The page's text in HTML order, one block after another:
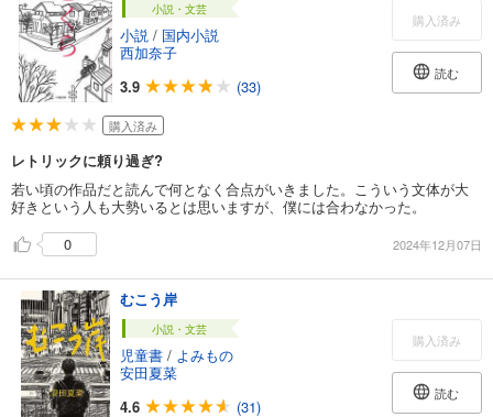
小説・文芸
小説 / 国内小説
西加奈子
3.9
(33)
購入済み
読む
購入済み
レトリックに頼り過ぎ?
若い頃の作品だと読んで何となく合点がいきました。こういう文体が大
好きという人も大勢いるとは思いますが、僕には合わなかった。
0
2024年12月07日
むこう岸
小説・文芸
児童書 / よみもの
安田夏菜
4.6
(31)
購入済み
読む